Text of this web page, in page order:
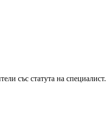
със статута на специалист.